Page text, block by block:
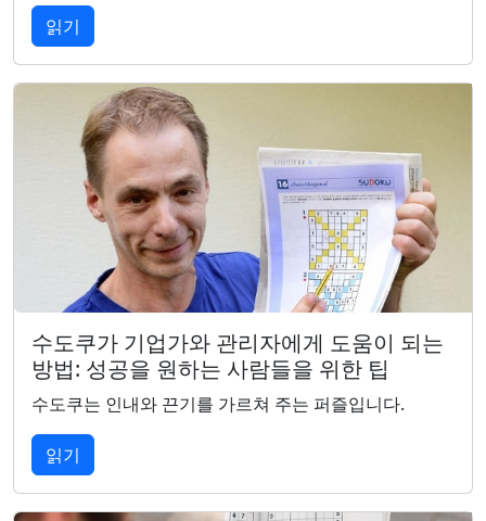
읽기
수도쿠가 기업가와 관리자에게 도움이 되는
방법: 성공을 원하는 사람들을 위한 팁
수도쿠는 인내와 끈기를 가르쳐 주는 퍼즐입니다.
읽기